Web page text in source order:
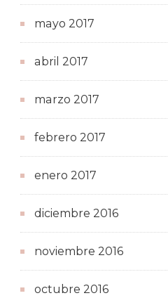
mayo 2017
abril 2017
marzo 2017
febrero 2017
enero 2017
diciembre 2016
noviembre 2016
octubre 2016